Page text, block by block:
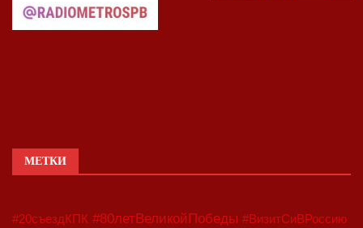
МЕТКИ
#20съездКПК #80летВеликойПобеды #ВизитСиВРоссию